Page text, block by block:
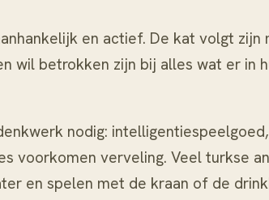
en actief. De kat volgt zijn
wil betrokken zijn bij alles wat er in
nodig: intelligentiespeelgoed,
voorkomen verveling. Veel turkse
en spelen met de kraan of de